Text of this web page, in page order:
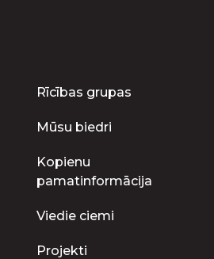
Rīcības grupas
Mūsu biedri
Kopienu
pamatinformācija
Viedie ciemi
Projekti